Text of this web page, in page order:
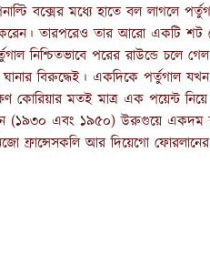
বক্সের মধ্যে হাতে বল লাগলে
করেন। তারপরেও তার আরো একটি শট
নিশ্চিতভাবে পরের রাউন্ডে চলে
বিরুদ্ধেই। একদিকে পর্তুগাল যখন
কোরিয়ার মতই মাত্র এক পয়েন্ট নিয়ে
(১৯৩০ এবং ১৯৫০) উরুগুয়ে একদম
ফ্রান্সেসকলি আর দিয়েগো